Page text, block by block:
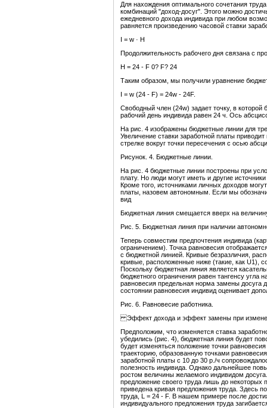
Для нахождения оптимального сочетания
комбинаций "доход-досуг". Этого можно
ежедневного дохода индивида при любом
равняется произведению часовой ставки
I = w · H
Продолжительность рабочего дня связана с
H = 24 - F 0? F? 24
Таким образом, мы получили уравнение
I = w (24 - F) = 24w - 24F.
Свободный член (24w) задает точку, в которой
рабочий день индивида равен 24 ч. Ось
На рис. 4 изображены бюджетные линии для
Увеличение ставки заработной платы
стрелке вокруг точки пересечения с осью
Рисунок. 4. Бюджетные линии.
На рис. 4 бюджетные линии построены при
плату. Но люди могут иметь и другие
Кроме того, источниками личных доходов
платы, назовем автономным. Если мы
вид
Бюджетная линия смещается вверх на
Рис. 5. Бюджетная линия при наличии
Теперь совместим предпочтения индивида
ограничением). Точка равновесия
c бюджетной линией. Кривые безразличия,
кривые, расположенные ниже (такие, как U1),
Поскольку бюджетная линия является
бюджетного ограничения равен тангенсу угла
равновесия предельная норма замены досуга
состоянии равновесия индивид оценивает
Рис. 6. Равновесие работника.
Эффект дохода и эффект замены при
Предположим, что изменяется ставка
убедились (рис. 4), бюджетная линия будет
будет изменяться положение точки
траекторию, образованную точками
заработной платы с 10 до 30 р./ч
полезность индивида. Однако дальнейшее
ростом величины желаемого индивидом
предложение своего труда лишь до некоторых
приведена кривая предложения труда. Здесь
труда, L = 24 - F. В нашем примере после
индивидуального предложения труда